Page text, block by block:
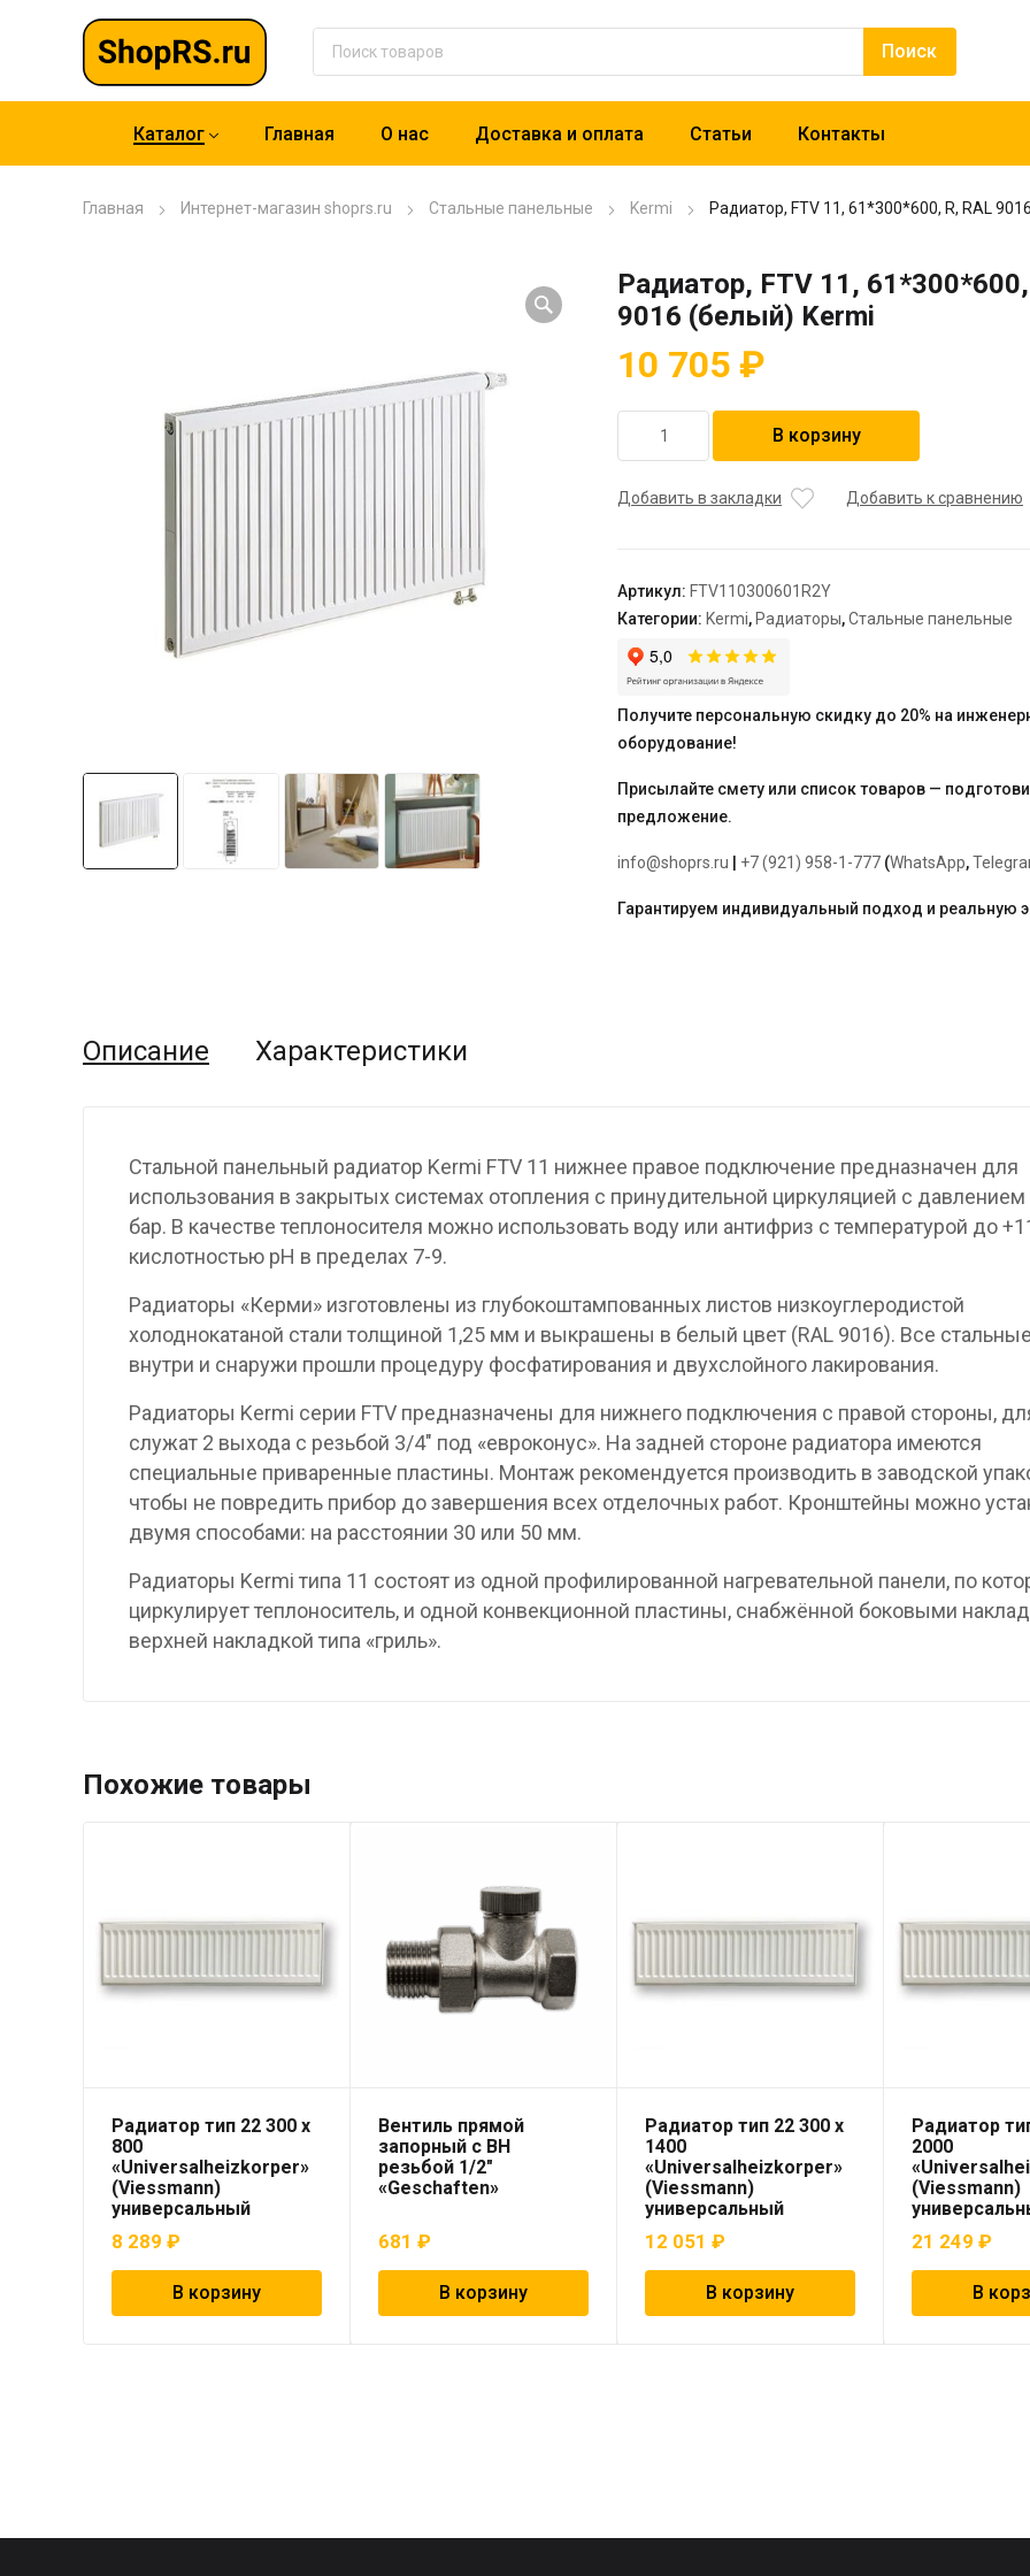
Каталог Главная О нас Доставка и оплата Статьи Контакты
Главная Интернет-магазин shoprs.ru Стальные панельные Kermi Радиатор, FTV 11, 61*300*600, R, RAL
Радиатор, FTV 11,
9016 (белый) Kermi
10 705 ₽
товара
FTV
RAL
9016
(белый)
Kermi
В корзину
Добавить в закладки Добавить к сравнению
Артикул: FTV110300601R2Y
Категории: Kermi, Радиаторы,Стальные панельные
Получите персональную скидку до 20% на
оборудование!
Присылайте смету или список товаров —
предложение.
info@shoprs.ru +7 (921) 958-1-777 (WhatsApp,
Гарантируем индивидуальный подход и реальную
Описание Характеристики
Стальной панельный радиатор Kermi FTV 11 нижнее правое подключение предназначен для
использования в закрытых системах отопления с принудительной циркуляцией с
бар. В качестве теплоносителя можно использовать воду или антифриз с температурой до
кислотностью pH в пределах 7-9.
Радиаторы «Керми» изготовлены из глубокоштампованных листов низкоуглеродистой
холоднокатаной стали толщиной 1,25 мм и выкрашены в белый цвет (RAL 9016). Все
внутри и снаружи прошли процедуру фосфатирования и двухслойного лакирования.
Радиаторы Kermi серии FTV предназначены для нижнего подключения с правой стороны,
служат 2 выхода с резьбой 3/4″ под «евроконус». На задней стороне радиатора имеются
специальные приваренные пластины. Монтаж рекомендуется производить в заводской
чтобы не повредить прибор до завершения всех отделочных работ. Кронштейны можно
двумя способами: на расстоянии 30 или 50 мм.
Радиаторы Kermi типа 11 состоят из одной профилированной нагревательной панели, по
циркулирует теплоноситель, и одной конвекционной пластины, снабжённой боковыми
верхней накладкой типа «гриль».
Похожие товары
Радиатор тип 22 300 x
800
«Universalheizkorper»
(Viessmann)
универсальный
8 289 ₽
В корзину
Вентиль прямой
запорный с ВН
резьбой 1/2″
«Geschaften»
681₽
В корзину
Радиатор тип 22 300 x
1400
«Universalheizkorper»
(Viessmann)
универсальный
12 051₽
В корзину
Радиатор
2000
(Viessmann)
21 249₽
В